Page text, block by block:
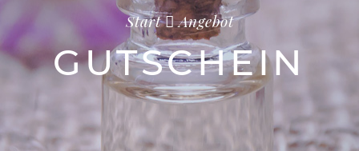
Start Angebot
GUTSCHEIN